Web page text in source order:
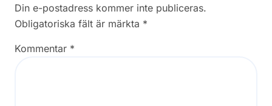
Din e-postadress kommer inte publiceras.
Obligatoriska fält är märkta *
Kommentar *